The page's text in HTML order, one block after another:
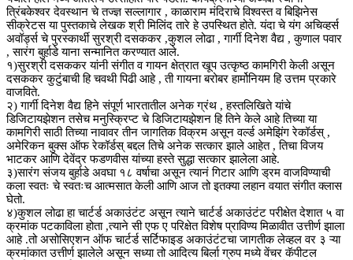
त्रिंबकेश्वर देवस्थान चे तज्ज्ञ सल्लागार , काळाराम मंदिराचे विश्वस्त व बिझिनेस
सीक्रेटस या पुस्तकाचे लेखक श्री मिलिंद तारे हे उपस्थित होते. यंदा चे यंग अचिव्हर्स
अवॉर्ड्स चे पुरस्कार्थी सुरश्री दसककर ,कुशल लोढा , गार्गी दिनेश वैद्य , कुणाल पवार
, सारंग बुर्हाडे याना सन्मानित करण्यात आले.
१)सुरश्री दसककर यांनी संगीत व गायन क्षेत्रात खूप उत्कृष्ठ कामगिरी केली असून
दसककर कुटुंबाची हि चवथी पिढी आहे , ती गायना बरोबर हार्मोनियम हि उत्तम प्रकारे
वाजविते.
२) गार्गी दिनेश वैद्य हिने संपूर्ण भारतातील अनेक ग्रंथ , हस्तलिखिते यांचे
डिजिटायझेशन तसेच मनुस्क्रिप्ट चे डिजिटायझेशन हि तिने केले आहे तिच्या या
कामगिरी साठी तिच्या नावावर तीन जागतिक विक्रम असून वर्ल्ड अमेझिंग रेकॉर्डस् ,
अमेरिकन बुक्स ऑफ रेकॉर्डस् बद्दल तिचे अनेक सत्कार झाले आहेत , तिचा विजय
भाटकर आणि देवेंद्र फडणवीस यांच्या हस्ते सुद्धा सत्कार झालेला आहे.
३)सारंग संजय बुर्हाडे अवघा १८ वर्षाचा असून त्यानं गिटार आणि ड्रम वाजविण्याची
कला स्वतः चे स्वतःच आत्मसात केली आणि आज तो इतक्या लहान वयात संगीत क्लास
घेतो.
४)कुशल लोढा हा चार्टर्ड अकाउंटंट असून त्याने चार्टर्ड अकाउंटंट परीक्षेत देशात ५ वा
क्रमांक पटकाविला होता ,त्याने सी एफ ए परिक्षेत विशेष प्राविण्य मिळावीत उत्तीर्ण झाला
आहे .तो असोसिएशन ऑफ चार्टर्ड सर्टिफाइड अकाउंटंटचा जागतीक लेव्हल वर ३ ऱ्या
क्रमांकात उत्तीर्ण झालेले असून सध्या तो आदित्य बिर्ला ग्रुप मध्ये वेंचर कॅपीटल